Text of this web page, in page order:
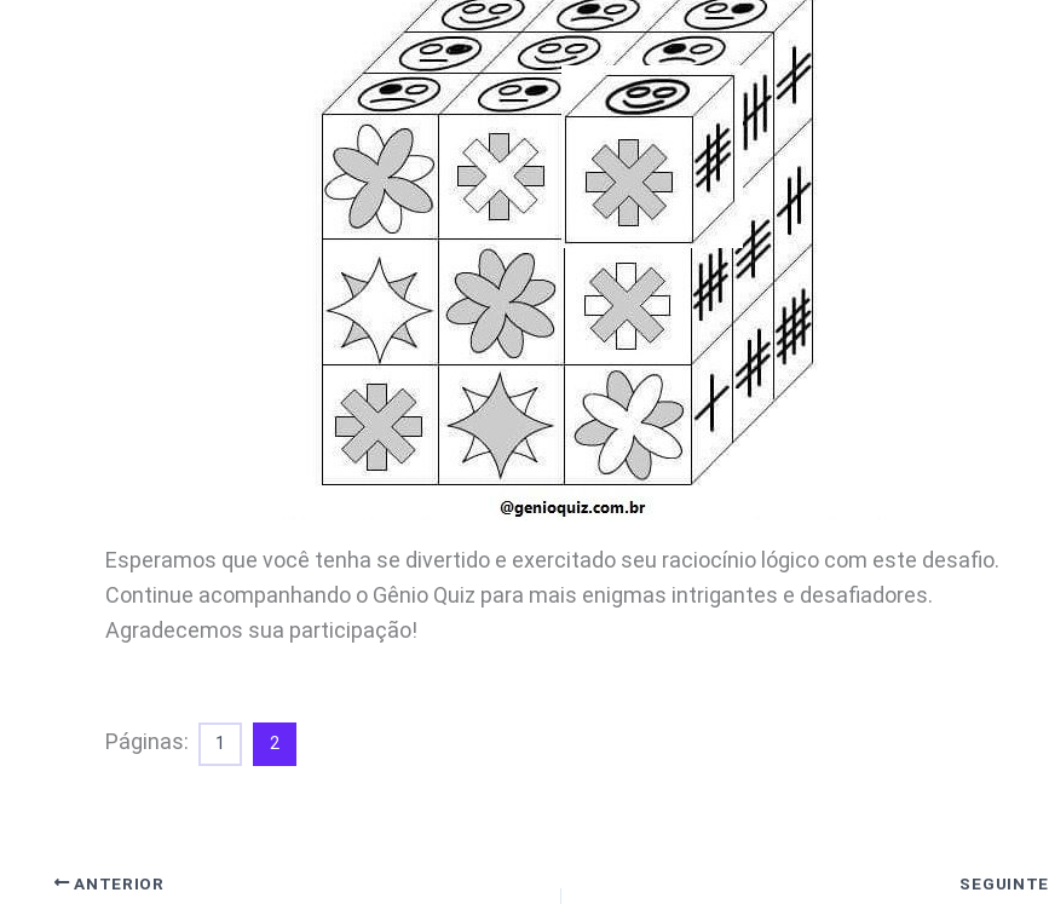
Esperamos que você tenha se divertido e exercitado seu raciocínio lógico com este desafio.
Continue acompanhando o Gênio Quiz para mais enigmas intrigantes e desafiadores.
Agradecemos sua participação!
Páginas: 1 2
ANTERIOR SEGUINTE